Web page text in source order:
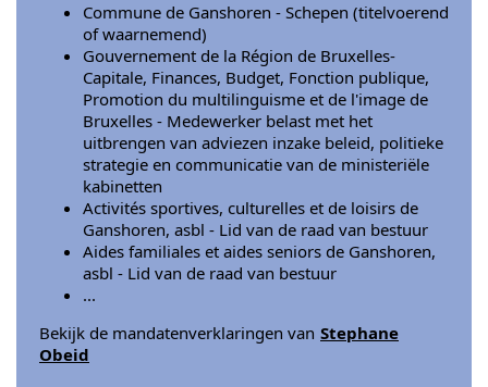
Commune de Ganshoren - Schepen (titelvoerend
of waarnemend)
Gouvernement de la Région de Bruxelles-
Capitale, Finances, Budget, Fonction publique,
Promotion du multilinguisme et de l'image de
Bruxelles - Medewerker belast met het
uitbrengen van adviezen inzake beleid, politieke
strategie en communicatie van de ministeriële
kabinetten
Activités sportives, culturelles et de loisirs de
Ganshoren, asbl - Lid van de raad van bestuur
Aides familiales et aides seniors de Ganshoren,
asbl - Lid van de raad van bestuur
...
Bekijk de mandatenverklaringen van Stephane
Obeid